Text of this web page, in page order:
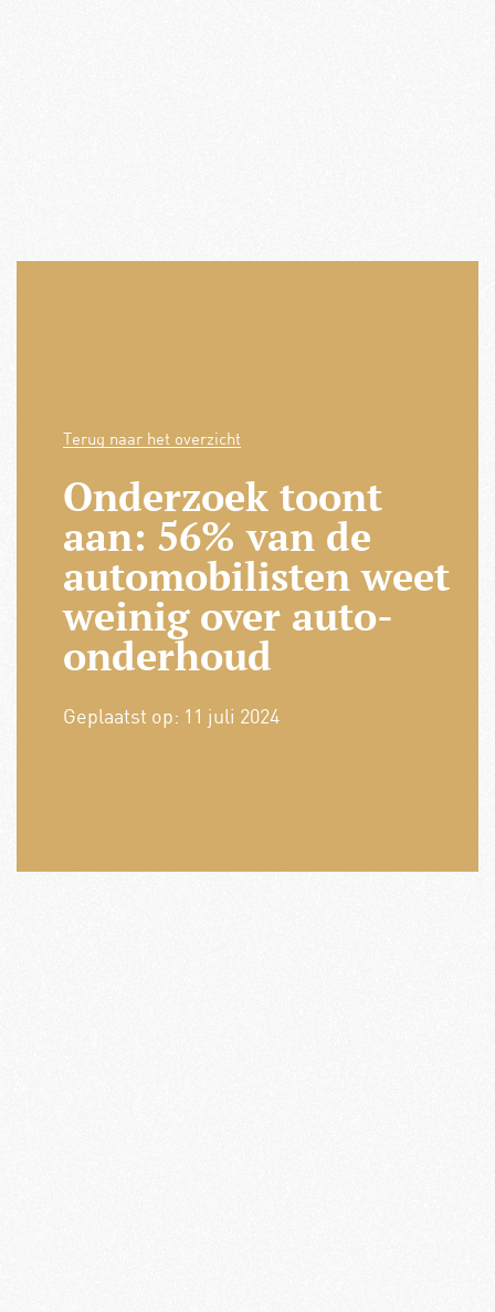
Terug naar het overzicht
Onderzoek toont
aan: 56% van de
automobilisten weet
weinig over auto-
onderhoud
Geplaatst op: 11 juli 2024